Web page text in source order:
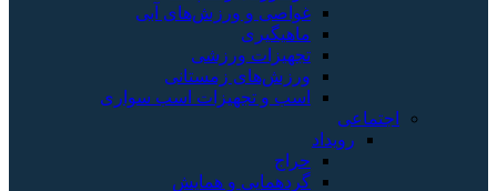
غواصی و ورزش‌های آبی
ماهیگیری
تجهیزات ورزشی
ورزش‌های زمستانی
اسب و تجهیزات اسب سواری
اجتماعی
رویداد
حراج
گردهمایی و همایش